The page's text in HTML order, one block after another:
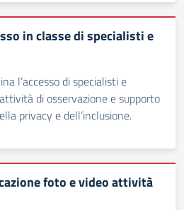
in classe di specialisti e
l’accesso di specialisti e
di osservazione e supporto
privacy e dell’inclusione.
foto e video attività